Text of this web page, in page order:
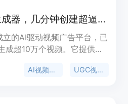
AI UGC视频广告生成器，几分钟创建超逼真数字人广告，300+演员，35+语言。
的AI驱动视频广告平台，已
成超10万个视频。它提供
作逼真。独家功能包括双人
AI视频广告 UGC视频生成器